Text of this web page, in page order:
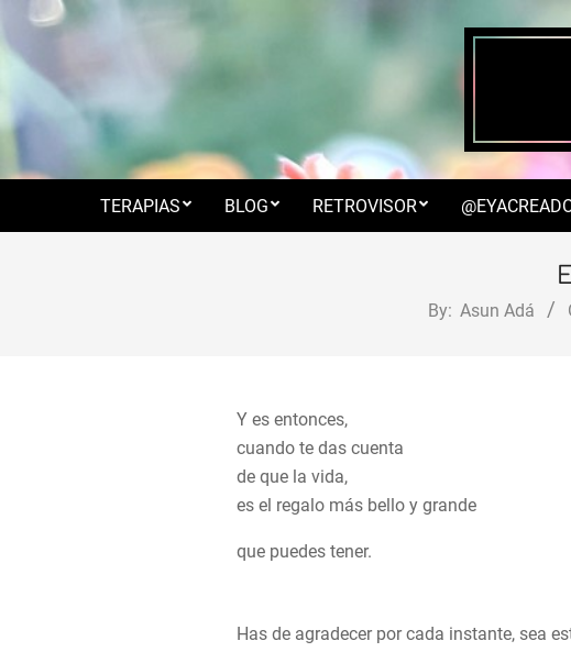
to
content
TERAPIAS BLOG RETROVISOR
By: Asun Adá
Y es entonces,
cuando te das cuenta
de que la vida,
es el regalo más bello y grande
que puedes tener.
Has de agradecer por cada instante, sea